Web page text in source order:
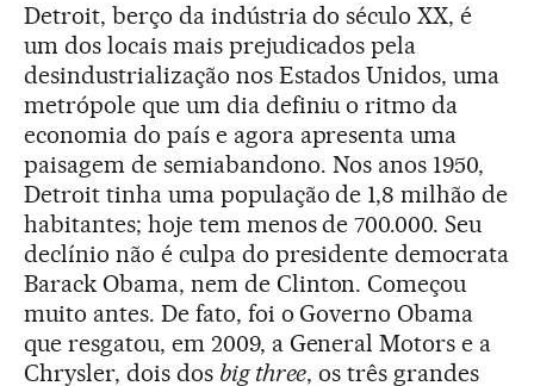
Detroit, berço da indústria do século XX, é
um dos locais mais prejudicados pela
desindustrialização nos Estados Unidos, uma
metrópole que um dia definiu o ritmo da
economia do país e agora apresenta uma
paisagem de semiabandono. Nos anos 1950,
Detroit tinha uma população de 1,8 milhão de
habitantes; hoje tem menos de 700.000. Seu
declínio não é culpa do presidente democrata
Barack Obama, nem de Clinton. Começou
muito antes. De fato, foi o Governo Obama
que resgatou, em 2009, a General Motors e a
Chrysler, dois dos big three, os três grandes